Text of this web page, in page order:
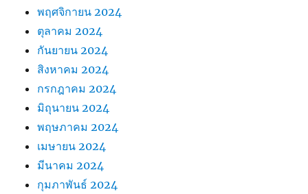
พฤศจิกายน 2024
ตุลาคม 2024
กันยายน 2024
สิงหาคม 2024
กรกฎาคม 2024
มิถุนายน 2024
พฤษภาคม 2024
เมษายน 2024
มีนาคม 2024
กุมภาพันธ์ 2024